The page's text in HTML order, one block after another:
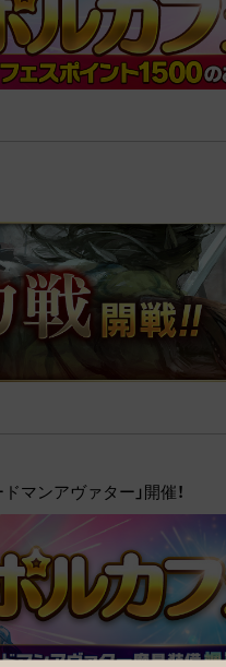
マンアヴァター」開催！